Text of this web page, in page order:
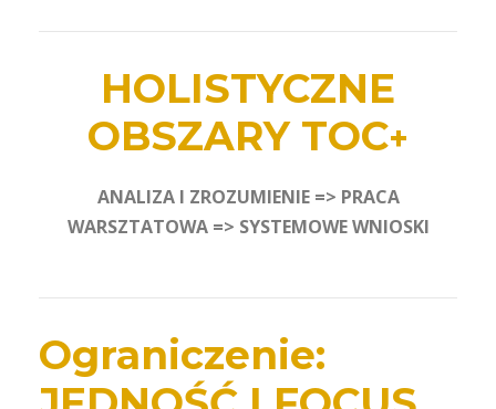
HOLISTYCZNE
OBSZARY TOC+
ANALIZA I ZROZUMIENIE => PRACA
WARSZTATOWA => SYSTEMOWE WNIOSKI
Ograniczenie: